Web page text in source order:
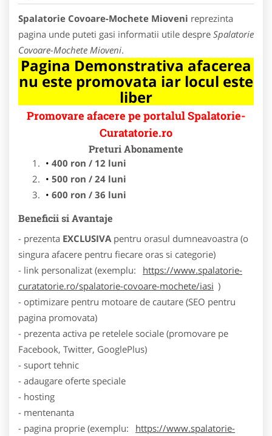
Spalatorie Covoare-Mochete Mioveni reprezinta
pagina unde puteti gasi informatii utile despre Spalatorie
Covoare-Mochete Mioveni.
Pagina Demonstrativa afacerea
nu este promovata iar locul este
liber
Promovare afacere pe portalul Spalatorie-
Curatatorie.ro
Preturi Abonamente
400 ron / 12 luni
500 ron / 24 luni
600 ron / 36 luni
Beneficii si Avantaje
- prezenta EXCLUSIVA pentru orasul dumneavoastra (o
singura afacere pentru fiecare oras si categorie)
- link personalizat (exemplu:
https://www.spalatorie-
curatatorie.ro/spalatorie-covoare-mochete/iasi )
- optimizare pentru motoare de cautare (SEO pentru
pagina promovata)
- prezenta activa pe retelele sociale (promovare pe
Facebook, Twitter, GooglePlus)
- suport tehnic
- adaugare oferte speciale
- hosting
- mentenanta
- pagina proprie (exemplu:
https://www.spalatorie-